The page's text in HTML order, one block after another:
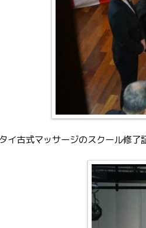
イ古式マッサージのスクール修